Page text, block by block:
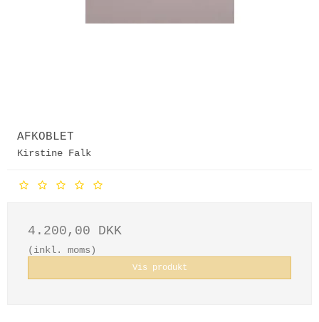
AFKOBLET
Kirstine Falk
4.200,00 DKK
(inkl. moms)
Vis produkt